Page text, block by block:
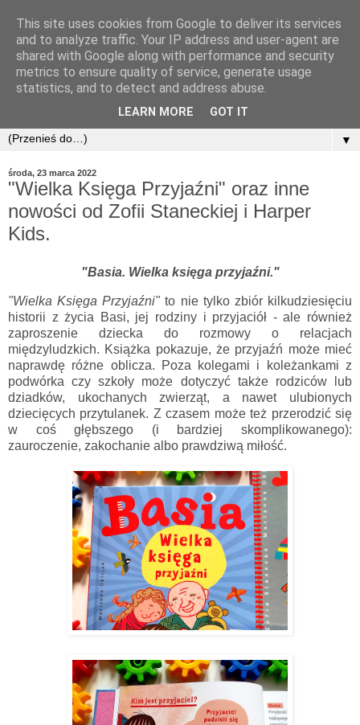
▼
środa, 23 marca 2022
"Wielka Księga Przyjaźni" oraz inne
nowości od Zofii Staneckiej i Harper
Kids.
"Basia. Wielka księga przyjaźni."
"Wielka Księga Przyjaźni" to nie tylko zbiór kilkudziesięciu
historii z życia Basi, jej rodziny i przyjaciół - ale również
zaproszenie dziecka do rozmowy o relacjach
międzyludzkich. Książka pokazuje, że przyjaźń może mieć
naprawdę różne oblicza. Poza kolegami i koleżankami z
podwórka czy szkoły może dotyczyć także rodziców lub
dziadków, ukochanych zwierząt, a nawet ulubionych
dziecięcych przytulanek. Z czasem może też przerodzić się
w coś głębszego (i bardziej skomplikowanego):
zauroczenie, zakochanie albo prawdziwą miłość.
This site uses cookies from Google to deliver its services
and to analyze traffic. Your IP address and user-agent are
shared with Google along with performance and security
metrics to ensure quality of service, generate usage
statistics, and to detect and address abuse.
LEARN MORE GOT IT